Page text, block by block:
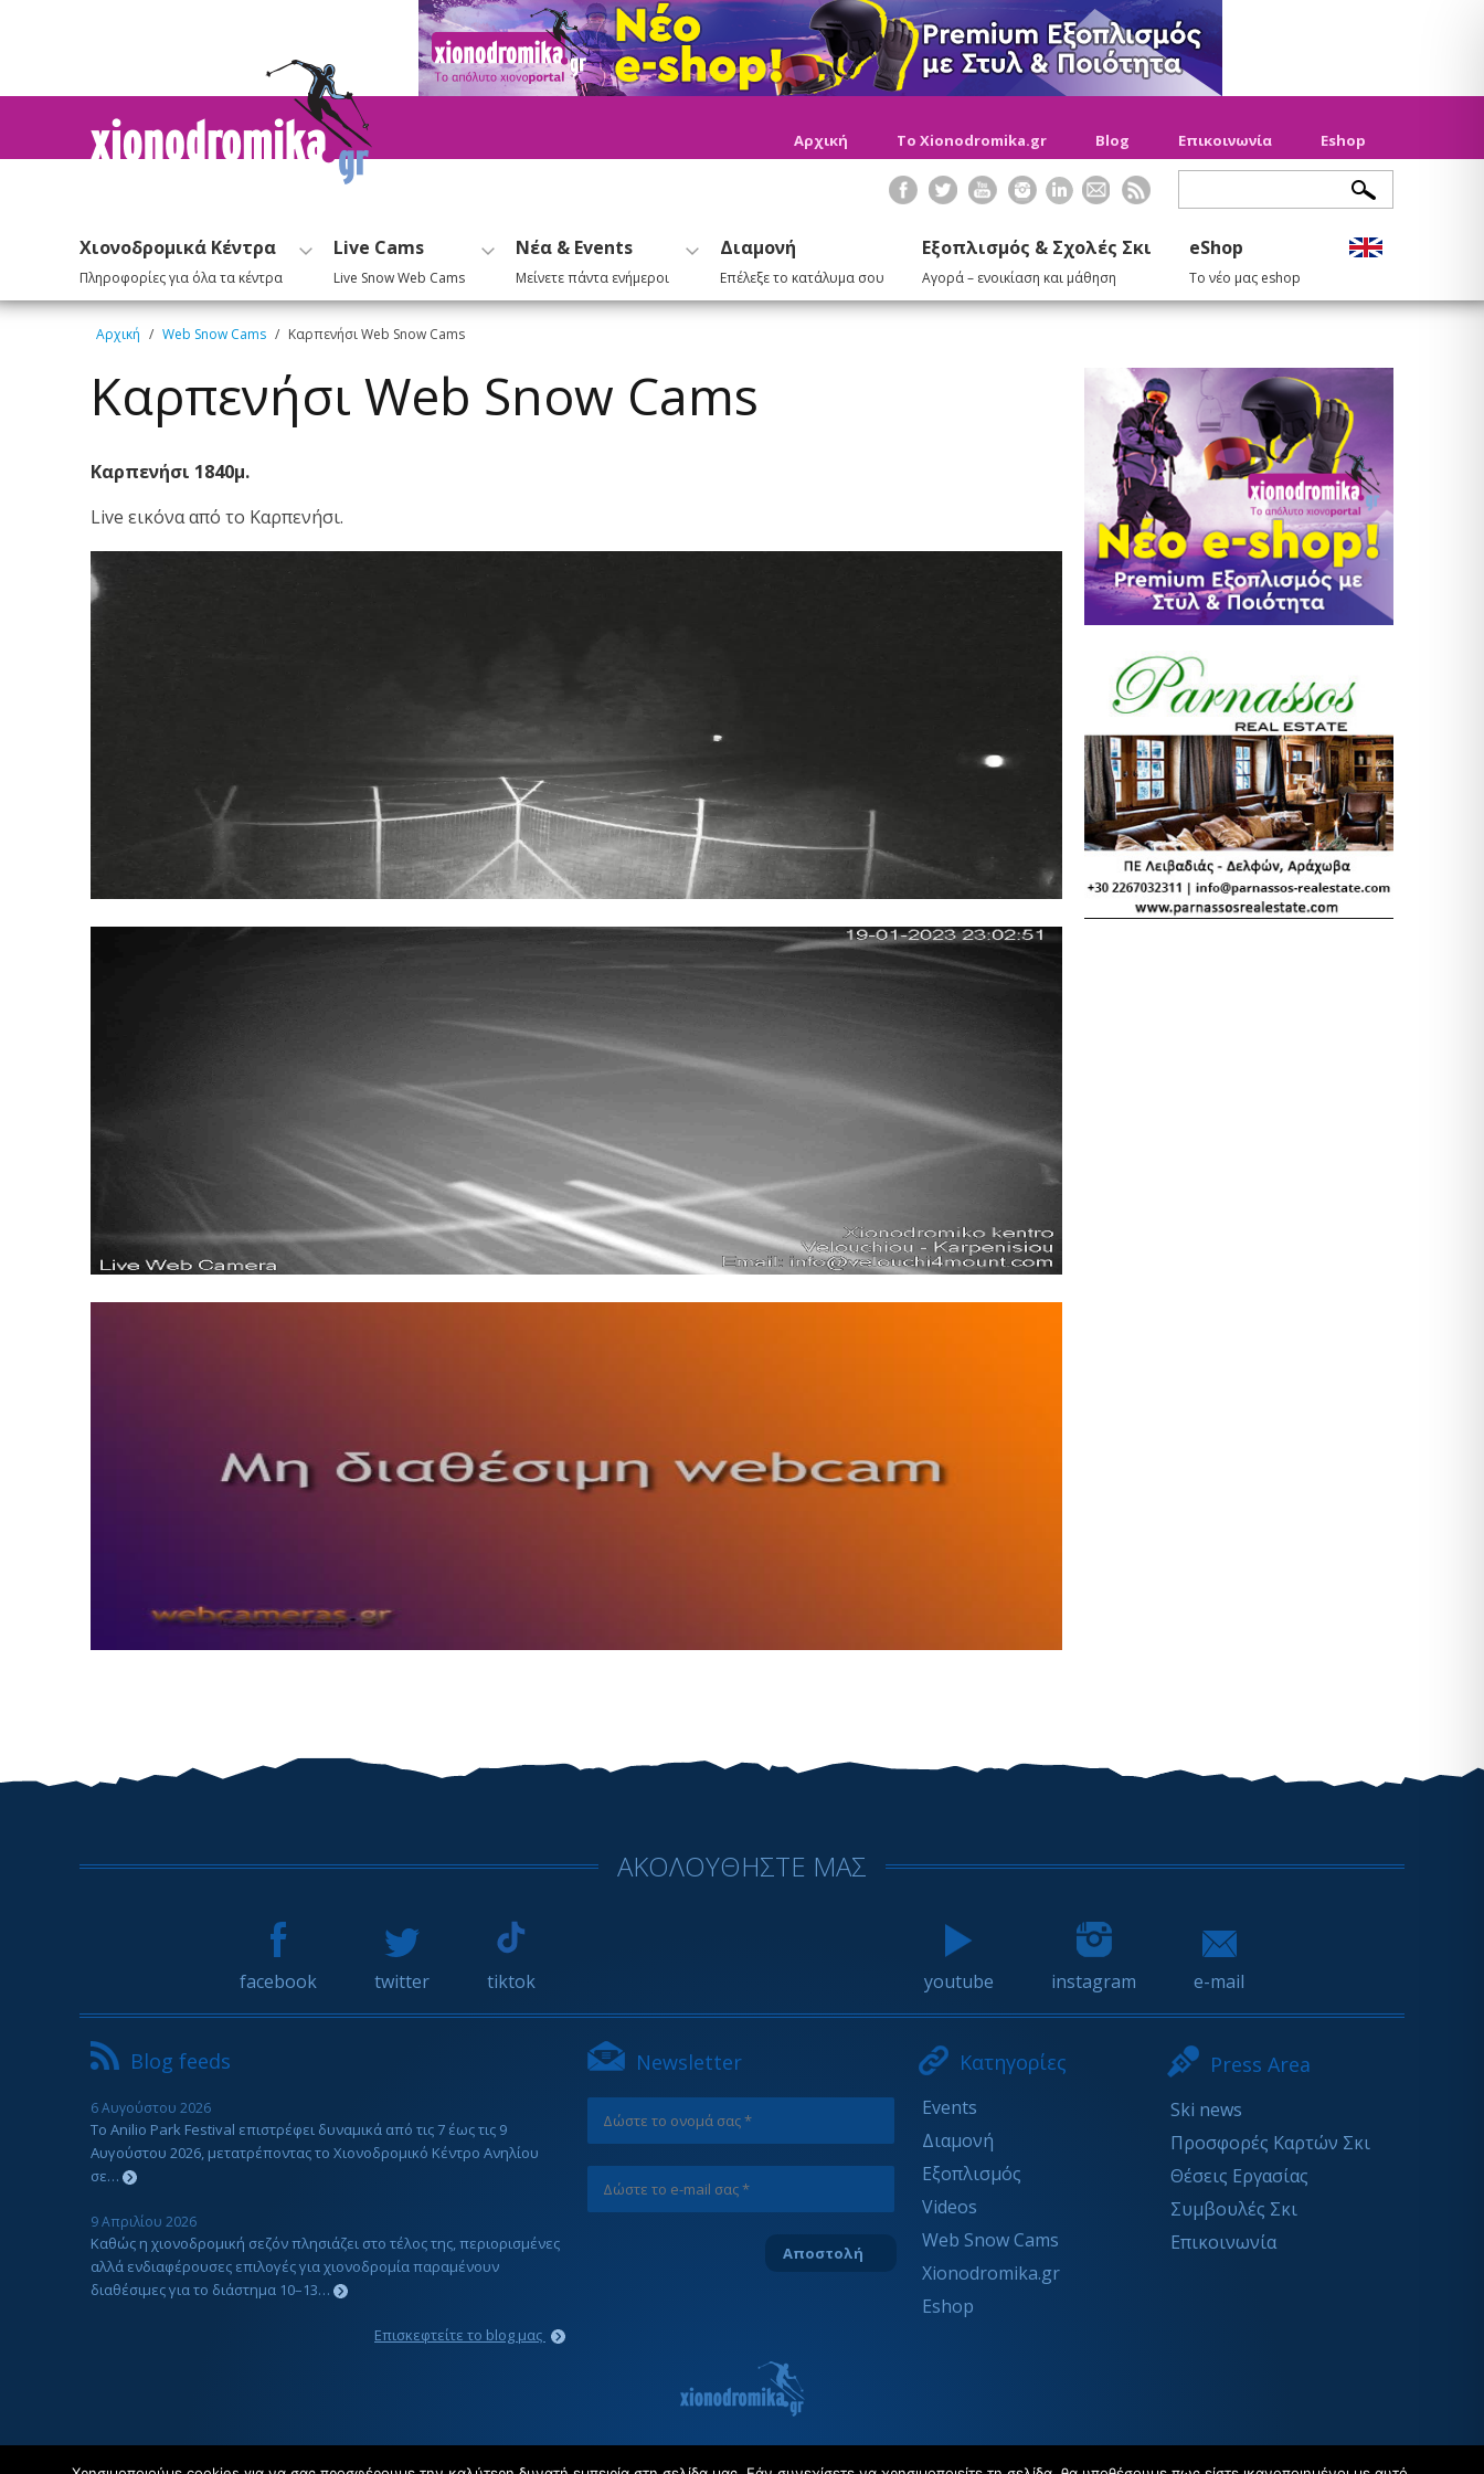
Αρχική Το Xionodromika.gr Blog Επικοινωνία Eshop
Χιονοδρομικά Κέντρα
Πληροφορίες για όλα τα κέντρα
Live Cams
Live Snow Web Cams
Νέα & Events
Μείνετε πάντα ενήμεροι
Διαμονή
Επέλεξε το κατάλυμα σου
Εξοπλισμός & Σχολές Σκι
Αγορά – ενοικίαση και μάθηση
eShop
Το νέο μας eshop
Αρχική / Web Snow Cams / Καρπενήσι Web Snow Cams
Καρπενήσι Web Snow Cams
Καρπενήσι 1840μ.
Live εικόνα από το Καρπενήσι.
ΑΚΟΛΟΥΘΗΣΤΕ ΜΑΣ
facebook twitter tiktok youtube instagram e-mail
Blog feeds
6 Αυγούστου 2026
Το Anilio Park Festival επιστρέφει δυναμικά από τις 7 έως τις 9
Αυγούστου 2026, μετατρέποντας το Χιονοδρομικό Κέντρο Ανηλίου
σε…
9 Απριλίου 2026
Καθώς η χιονοδρομική σεζόν πλησιάζει στο τέλος της, περιορισμένες
αλλά ενδιαφέρουσες επιλογές για χιονοδρομία παραμένουν
διαθέσιμες για το διάστημα 10–13…
Επισκεφτείτε το blog μας
Newsletter Κατηγορίες
Events
Διαμονή
Εξοπλισμός
Videos
Web Snow Cams
Xionodromika.gr
Eshop
Press Area
Ski news
Προσφορές Καρτών Σκι
Θέσεις Εργασίας
Συμβουλές Σκι
Επικοινωνία